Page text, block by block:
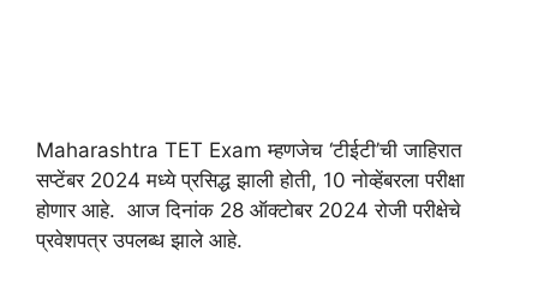
Maharashtra TET Exam म्हणजेच ‘टीईटी’ची जाहिरात
सप्टेंबर 2024 मध्ये प्रसिद्ध झाली होती, 10 नोव्हेंबरला परीक्षा
होणार आहे. आज दिनांक 28 ऑक्टोबर 2024 रोजी परीक्षेचे
प्रवेशपत्र उपलब्ध झाले आहे.